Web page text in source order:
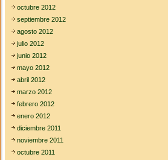
octubre 2012
septiembre 2012
agosto 2012
julio 2012
junio 2012
mayo 2012
abril 2012
marzo 2012
febrero 2012
enero 2012
diciembre 2011
noviembre 2011
octubre 2011